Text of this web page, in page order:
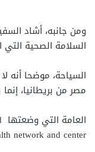
ومن جانبه، أشاد
السلامة الصحية التي
السياحة، موضحا أنه
مصر من بريطانيا،
network and center.